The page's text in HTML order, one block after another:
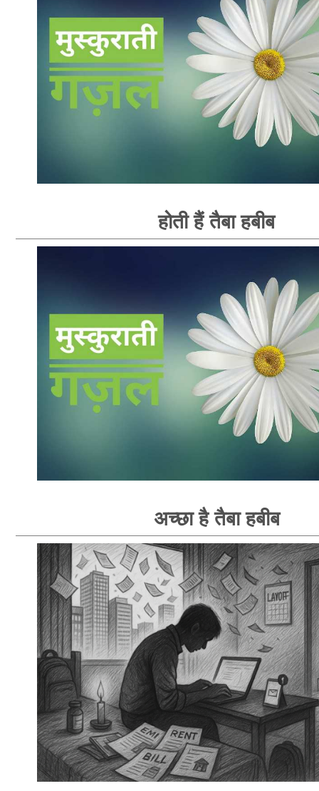
होती हैं तैबा हबीब
अच्छा है तैबा हबीब